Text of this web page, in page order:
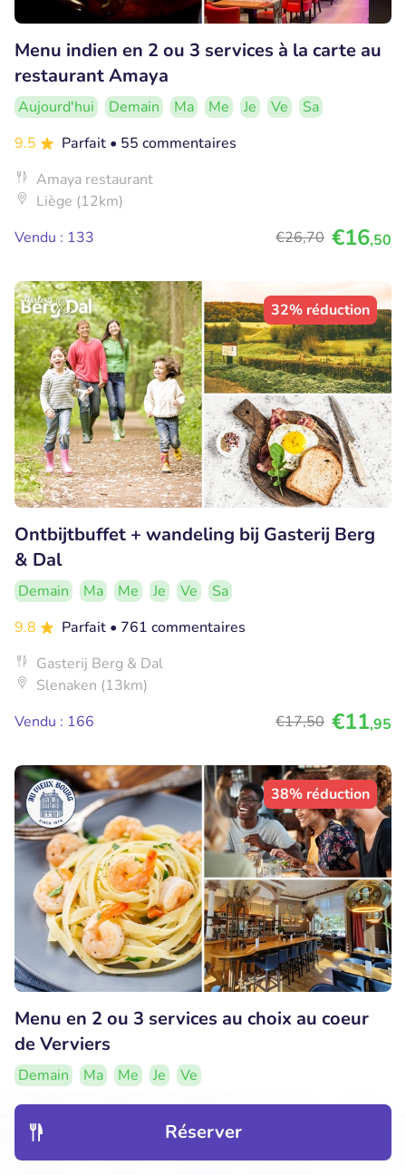
Réserver
Menu indien en 2 ou 3 services à la carte au
restaurant Amaya
Aujourd'hui Demain Ma Me Je Ve
Sa
9.5
Parfait • 55 commentaires
Amaya restaurant
Liège (12km)
Vendu : 133
€26,70 €16,50
32% réduction
Ontbijtbuffet + wandeling bij Gasterij Berg
& Dal
Demain Ma Me Je Ve
Sa
9.8
Parfait • 761 commentaires
Gasterij Berg & Dal
Slenaken (13km)
Vendu : 166
€17,50 €11,95
38% réduction
Menu en 2 ou 3 services au choix au coeur
de Verviers
Demain Ma Me Je
Ve
Au Vieux Bourg
Verviers (14km)
€24